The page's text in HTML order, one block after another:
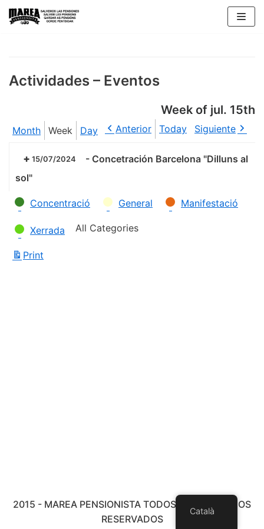
Skip
Actividades – Eventos
Week of jul. 15th
Month Week Day Anterior Today Siguiente
15/07/2024 - Concetración Barcelona "Dilluns al
sol"
Categories
Concentració General Manifestació
Xerrada All Categories
Print
2015 - MAREA PENSIONISTA TODOS LOS DERECHOS
RESERVADOS
Català